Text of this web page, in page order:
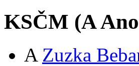
KSČM (A
A Zuzka